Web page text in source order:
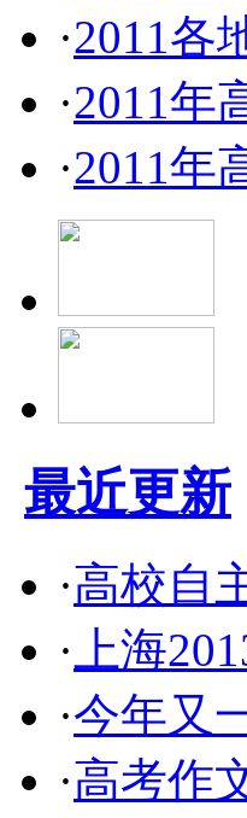
·2011各
·2011年
·2011年
最近更新
·高校自
· 上海
·今年又
·高考作